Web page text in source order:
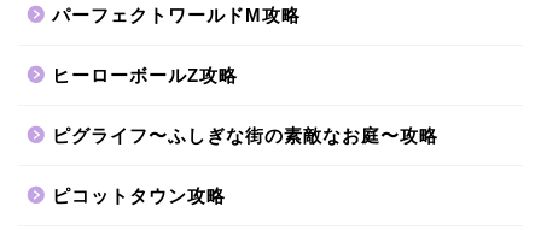
パーフェクトワールドM攻略
ヒーローボールZ攻略
ピグライフ〜ふしぎな街の素敵なお庭〜攻略
ピコットタウン攻略